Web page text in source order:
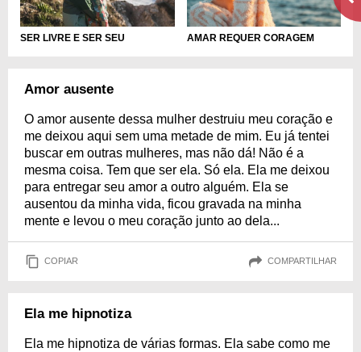
SER LIVRE E SER SEU AMAR REQUER CORAGEM
Amor ausente
O amor ausente dessa mulher destruiu meu coração e
me deixou aqui sem uma metade de mim. Eu já tentei
buscar em outras mulheres, mas não dá! Não é a
mesma coisa. Tem que ser ela. Só ela. Ela me deixou
para entregar seu amor a outro alguém. Ela se
ausentou da minha vida, ficou gravada na minha
mente e levou o meu coração junto ao dela...
COPIAR COMPARTILHAR
Ela me hipnotiza
Ela me hipnotiza de várias formas. Ela sabe como me